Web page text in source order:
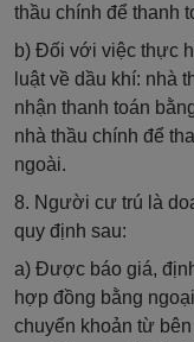
thầu chính để thanh
b) Đối với việc thực
luật về dầu khí: nhà
nhận thanh toán
nhà thầu chính để
ngoài.
8. Người cư trú là
quy định sau:
a) Được báo giá,
hợp đồng bằng
chuyển khoản từ